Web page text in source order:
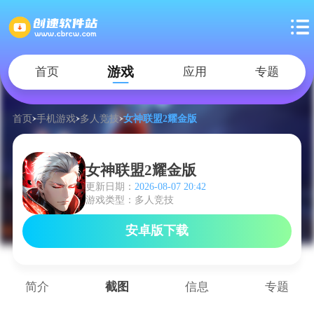
首页 游戏 应用 专题
首页 手机游戏 多人竞技 女神联盟2耀金版
女神联盟2耀金版
更新日期： 2026-08-07 20:42
游戏类型：多人竞技
安卓版下载
简介 截图 信息 专题